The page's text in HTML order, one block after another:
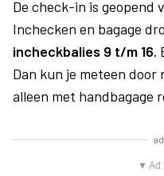
De check-in is geopend
Inchecken en bagage
incheckbalies 9 t/m 16.
Dan kun je meteen door
alleen met handbagage
▼ Ad